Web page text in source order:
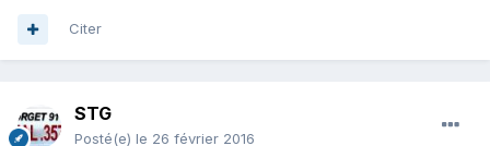
Citer
STG
Posté(e) le 26 février 2016